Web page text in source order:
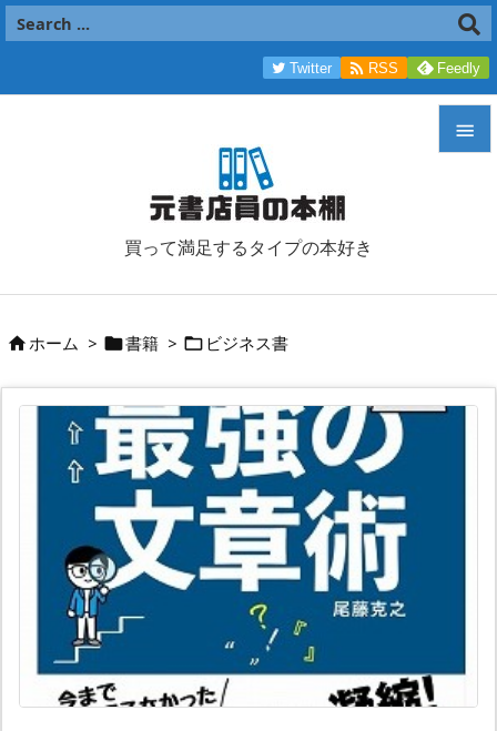
買って満足するタイプの本好き


次へ
Twitter  RSS Feedly
ホーム > 書籍 >  ビジネス書